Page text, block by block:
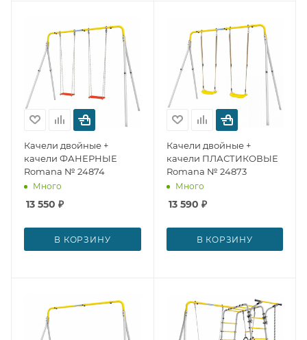
Качели двойные +
качели ФАНЕРНЫЕ
Romana № 24874
Много
13 550 ₽
В КОРЗИНУ
Качели двойные +
качели ПЛАСТИКОВЫЕ
Romana № 24873
Много
13 590 ₽
В КОРЗИНУ